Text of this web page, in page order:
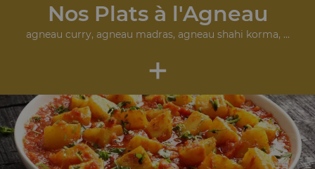
Nos Plats à l'Agneau
agneau curry, agneau madras, agneau shahi korma, ...
+